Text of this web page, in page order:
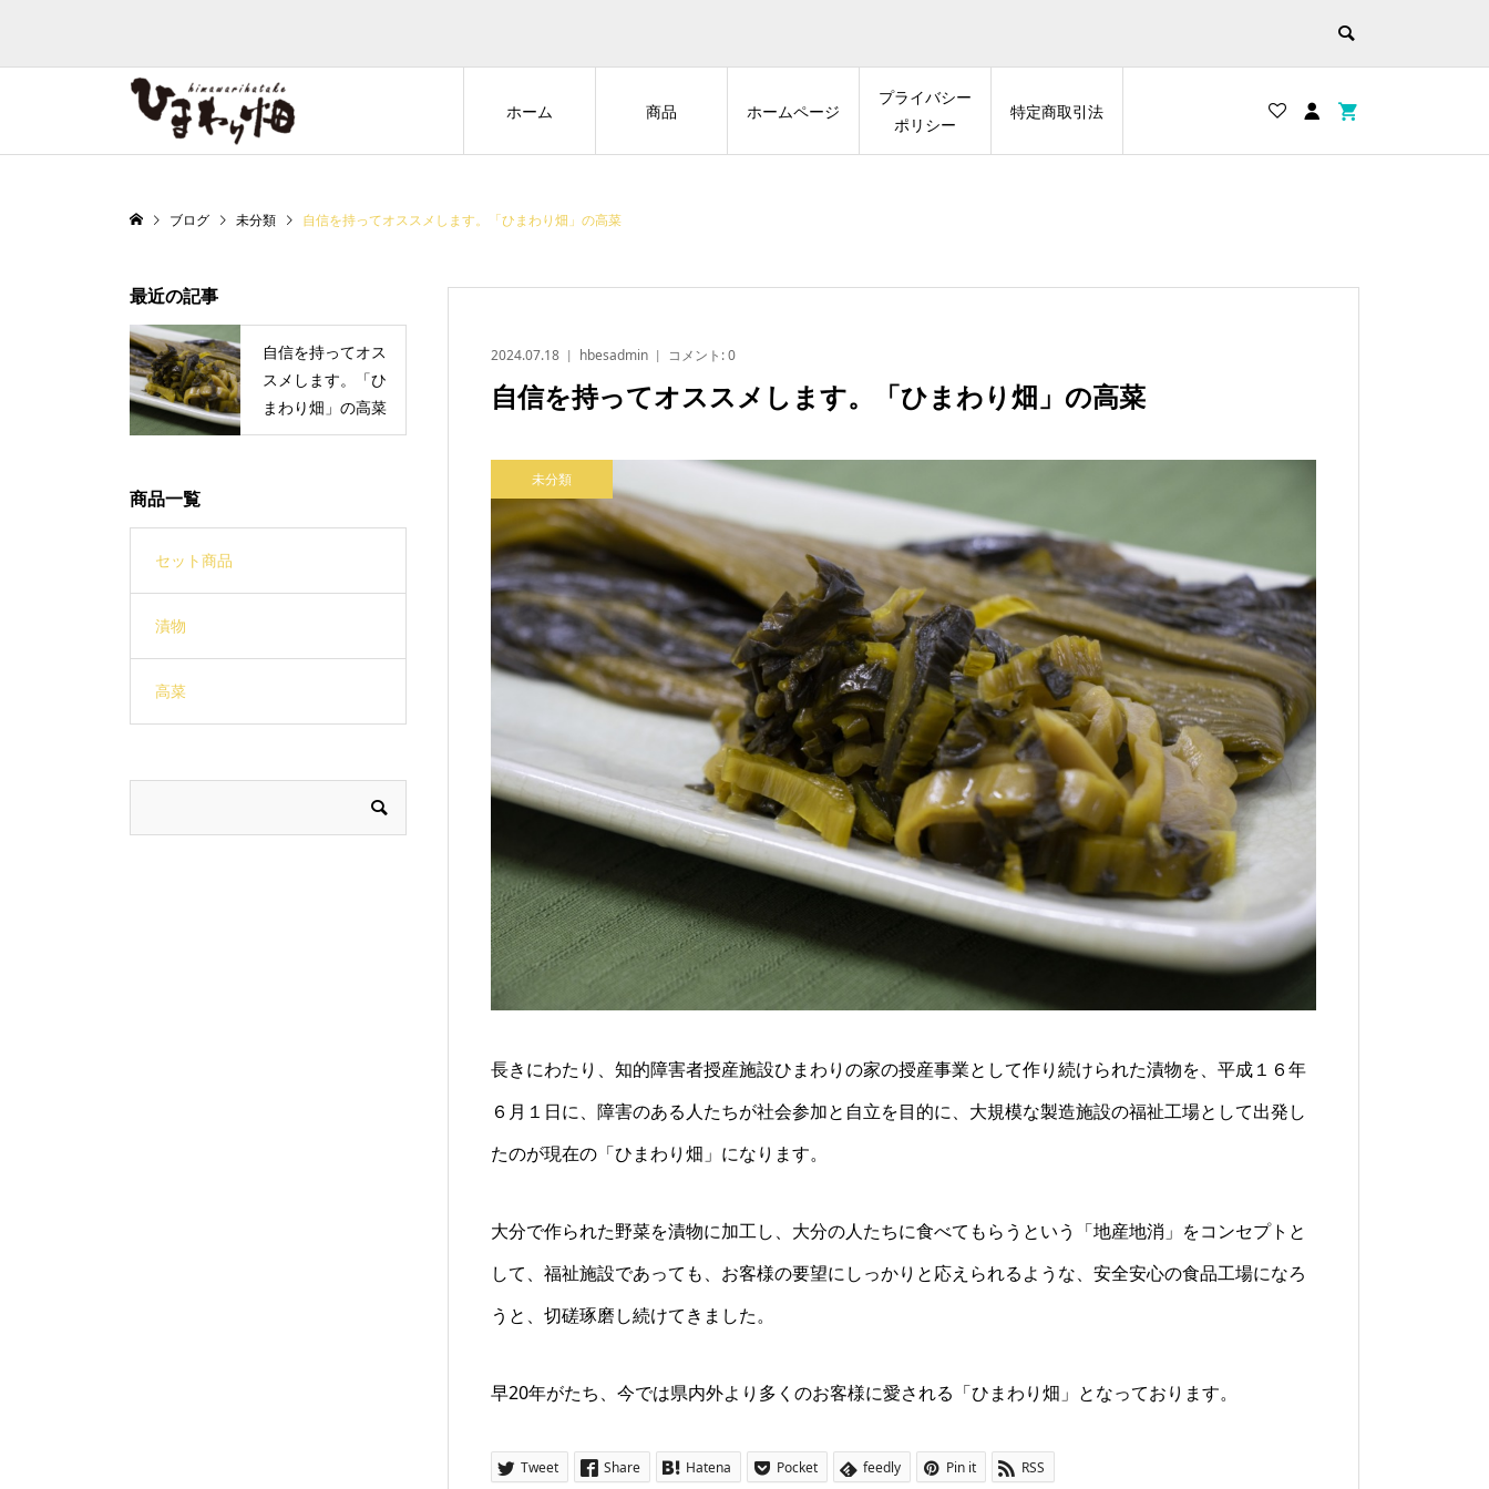
ホーム 商品 ホームページ
プライバシー
ポリシー
特定商取引法
ブログ 未分類 自信を持ってオススメします。「ひまわり畑」の高菜
2024.07.18 hbesadmin コメント:0
自信を持ってオススメします。「ひまわり畑」の高菜
未分類
長きにわたり、知的障害者授産施設ひまわりの家の授産事業として作り続けられた漬物を、平成１６年
６月１日に、障害のある人たちが社会参加と自立を目的に、大規模な製造施設の福祉工場として出発し
たのが現在の「ひまわり畑」になります。
大分で作られた野菜を漬物に加工し、大分の人たちに食べてもらうという「地産地消」をコンセプトと
して、福祉施設であっても、お客様の要望にしっかりと応えられるような、安全安心の食品工場になろ
うと、切磋琢磨し続けてきました。
早20年がたち、今では県内外より多くのお客様に愛される「ひまわり畑」となっております。
Tweet Share Hatena Pocket feedly Pin it RSS
最近の記事
自信を持ってオス
スメします。「ひ
まわり畑」の高菜
商品一覧
セット商品
漬物
高菜